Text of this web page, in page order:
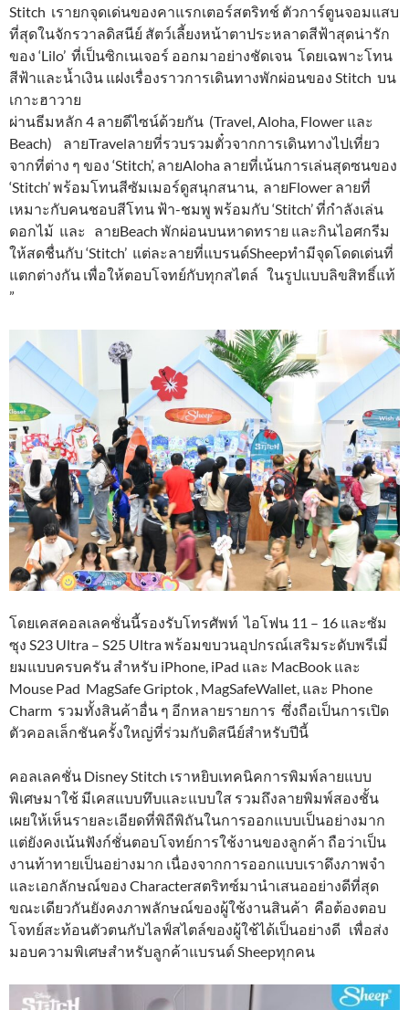
Stitch เรายกจุดเด่นของคาแรกเตอร์สตริทช์ ตัวการ์ตูนจอมแสบ
ที่สุดในจักรวาลดิสนีย์ สัตว์เลี้ยงหน้าตาประหลาดสีฟ้าสุดน่ารัก
ของ ‘Lilo’ ที่เป็นซิกเนเจอร์ ออกมาอย่างชัดเจน โดยเฉพาะโทน
สีฟ้าและน้ำเงิน แฝงเรื่องราวการเดินทางพักผ่อนของ Stitch บน
เกาะฮาวาย
ผ่านธีมหลัก 4 ลายดีไซน์ด้วยกัน (Travel, Aloha, Flower และ
Beach) ลายTravelลายที่รวบรวมตั๋วจากการเดินทางไปเที่ยว
จากที่ต่าง ๆ ของ ‘Stitch’, ลายAloha ลายที่เน้นการเล่นสุดซนของ
‘Stitch’ พร้อมโทนสีซัมเมอร์ดูสนุกสนาน, ลายFlower ลายที่
เหมาะกับคนชอบสีโทน ฟ้า-ชมพู พร้อมกับ ‘Stitch’ ที่กำลังเล่น
ดอกไม้ และ ลายBeach พักผ่อนบนหาดทราย และกินไอศกรีม
ให้สดชื่นกับ ‘Stitch’ แต่ละลายที่แบรนด์Sheepทำมีจุดโดดเด่นที่
แตกต่างกัน เพื่อให้ตอบโจทย์กับทุกสไตล์ ในรูปแบบลิขสิทธิ์แท้
”
โดยเคสคอลเลคชั่นนี้รองรับโทรศัพท์ ไอโฟน 11 – 16 และซัม
ซุง S23 Ultra – S25 Ultra พร้อมขบวนอุปกรณ์เสริมระดับพรีเมี่
ยมแบบครบครัน สำหรับ iPhone, iPad และ MacBook และ
Mouse Pad MagSafe Griptok , MagSafeWallet, และ Phone
Charm รวมทั้งสินค้าอื่น ๆ อีกหลายรายการ ซึ่งถือเป็นการเปิด
ตัวคอลเล็กชันครั้งใหญ่ที่ร่วมกับดิสนีย์สำหรับปีนี้
คอลเลคชั่น Disney Stitch เราหยิบเทคนิคการพิมพ์ลายแบบ
พิเศษมาใช้ มีเคสแบบทึบและแบบใส รวมถึงลายพิมพ์สองชั้น
เผยให้เห็นรายละเอียดที่พิถีพิถันในการออกแบบเป็นอย่างมาก
แต่ยังคงเน้นฟังก์ชั่นตอบโจทย์การใช้งานของลูกค้า ถือว่าเป็น
งานท้าทายเป็นอย่างมาก เนื่องจากการออกแบบเราดึงภาพจำ
และเอกลักษณ์ของ Characterสตริทซ์มานำเสนออย่างดีที่สุด
ขณะเดียวกันยังคงภาพลักษณ์ของผู้ใช้งานสินค้า คือต้องตอบ
โจทย์สะท้อนตัวตนกับไลฟ์สไตล์ของผู้ใช้ได้เป็นอย่างดี เพื่อส่ง
มอบความพิเศษสำหรับลูกค้าแบรนด์ Sheepทุกคน